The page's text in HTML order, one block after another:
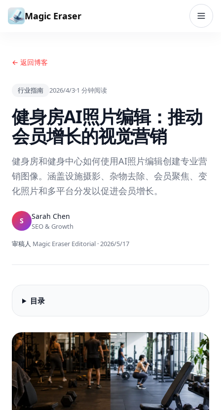
跳到内容
Magic Eraser
← 返回博客
行业指南 2026/4/3·1 分钟阅读
健身房AI照片编辑：推动
会员增长的视觉营销
健身房和健身中心如何使用AI照片编辑创建专业营
销图像。涵盖设施摄影、杂物去除、会员聚焦、变
化照片和多平台分发以促进会员增长。
S Sarah Chen
SEO & Growth
审稿人 Magic Eraser Editorial ·2026/5/17
目录